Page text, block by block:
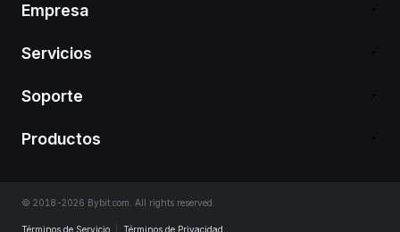
Empresa
Servicios
Soporte
Productos
© 2018-2026 Bybit.com. All rights reserved.
Términos de Servicio Términos de Privacidad